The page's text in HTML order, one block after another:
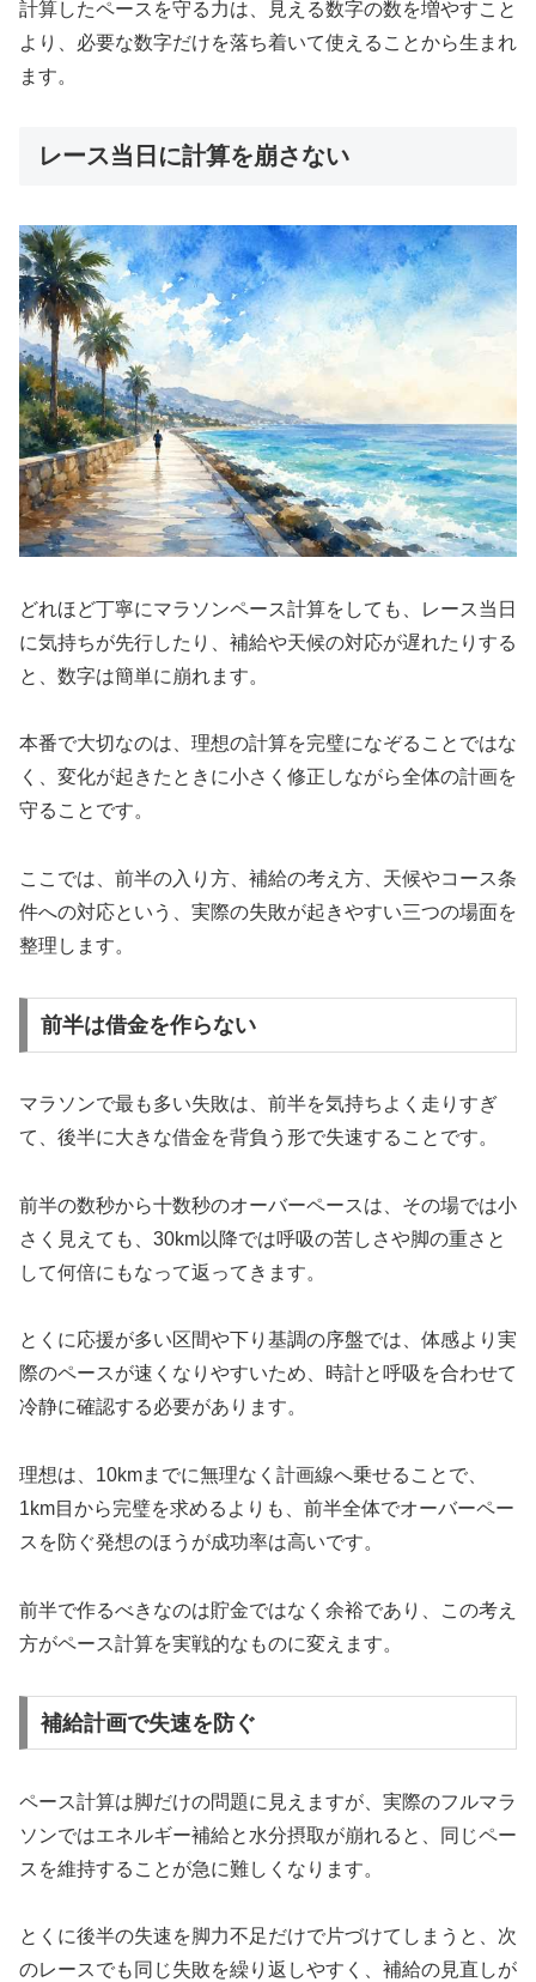
計算したペースを守る力は、見える数字の数を増やすこと
より、必要な数字だけを落ち着いて使えることから生まれ
ます。
レース当日に計算を崩さない
どれほど丁寧にマラソンペース計算をしても、レース当日
に気持ちが先行したり、補給や天候の対応が遅れたりする
と、数字は簡単に崩れます。
本番で大切なのは、理想の計算を完璧になぞることではな
く、変化が起きたときに小さく修正しながら全体の計画を
守ることです。
ここでは、前半の入り方、補給の考え方、天候やコース条
件への対応という、実際の失敗が起きやすい三つの場面を
整理します。
前半は借金を作らない
マラソンで最も多い失敗は、前半を気持ちよく走りすぎ
て、後半に大きな借金を背負う形で失速することです。
前半の数秒から十数秒のオーバーペースは、その場では小
さく見えても、30km以降では呼吸の苦しさや脚の重さと
して何倍にもなって返ってきます。
とくに応援が多い区間や下り基調の序盤では、体感より実
際のペースが速くなりやすいため、時計と呼吸を合わせて
冷静に確認する必要があります。
理想は、10kmまでに無理なく計画線へ乗せることで、
1km目から完璧を求めるよりも、前半全体でオーバーペー
スを防ぐ発想のほうが成功率は高いです。
前半で作るべきなのは貯金ではなく余裕であり、この考え
方がペース計算を実戦的なものに変えます。
補給計画で失速を防ぐ
ペース計算は脚だけの問題に見えますが、実際のフルマラ
ソンではエネルギー補給と水分摂取が崩れると、同じペー
スを維持することが急に難しくなります。
とくに後半の失速を脚力不足だけで片づけてしまうと、次
のレースでも同じ失敗を繰り返しやすく、補給の見直しが